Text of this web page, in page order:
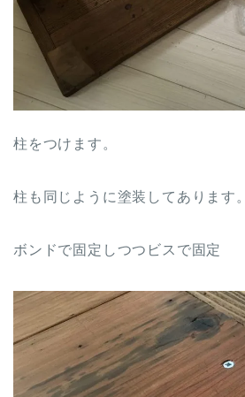
柱をつけます。
柱も同じように塗装してあります。
ボンドで固定しつつビスで固定